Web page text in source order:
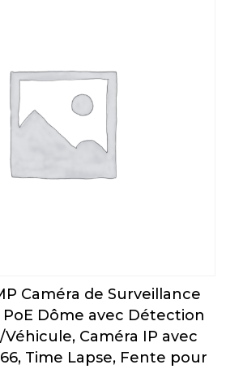
Caméra de Surveillance
Dôme avec Détection
Caméra IP avec
Time Lapse, Fente pour